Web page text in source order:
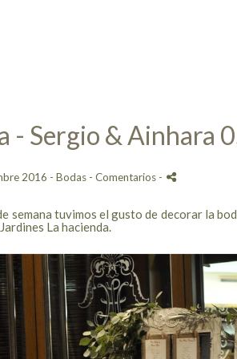
- Sergio & Ainhara
2016 - Bodas - Comentarios -
semana tuvimos el gusto de decorar la
La hacienda.